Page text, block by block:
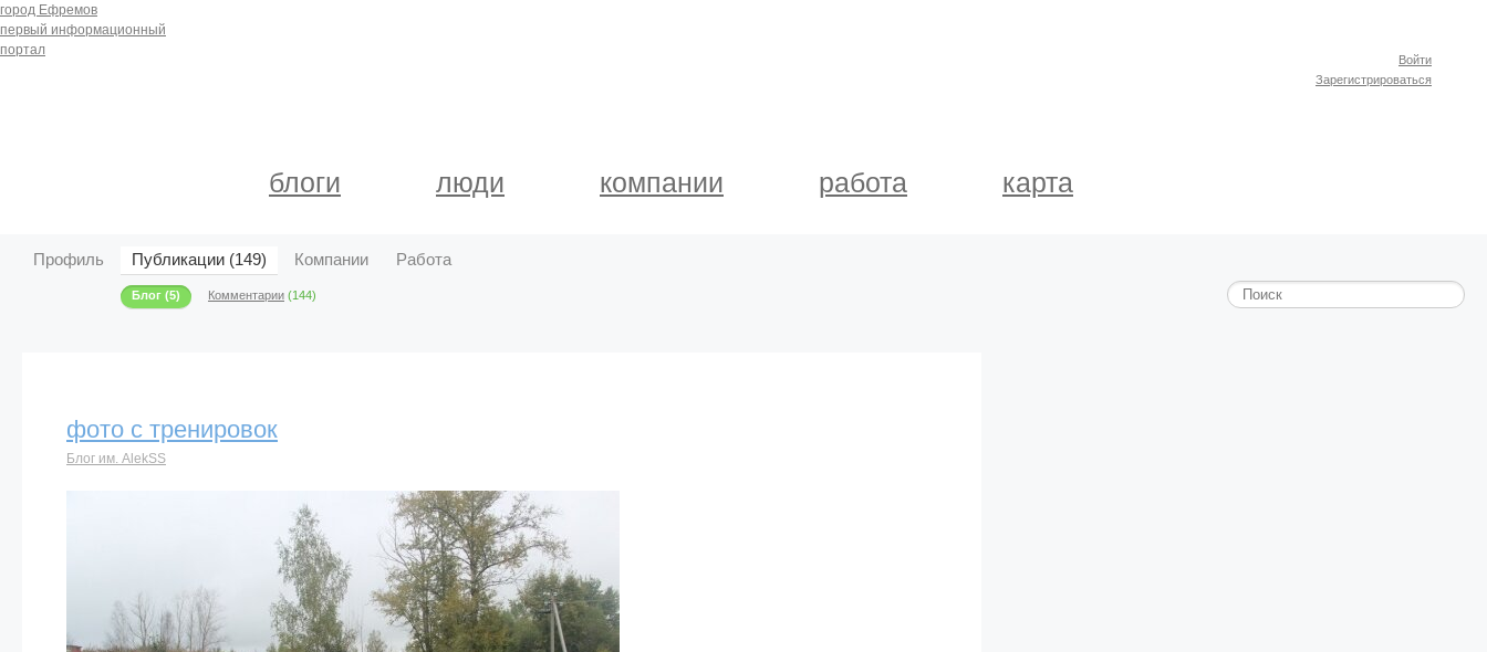
Войти
Зарегистрироваться
город Ефремов
первый информационный
портал
блоги люди компании работа карта
Профиль Публикации (149)
Блог (5) Комментарии (144)
Компании Работа
фото с тренировок
Блог им. AlekSS